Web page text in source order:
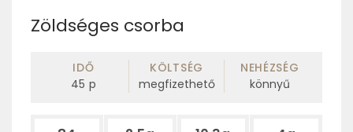
Zöldséges csorba
IDŐ
45 p
KÖLTSÉG
megfizethető
NEHÉZSÉG
könnyű